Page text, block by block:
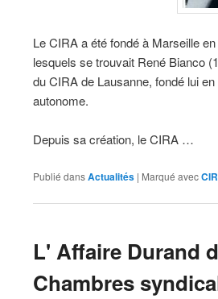
Le CIRA a été fondé à Marseille
lesquels se trouvait René Bianco
du CIRA de Lausanne, fondé lui
autonome.
Depuis sa création, le CIRA …
Publié dansActualités | Marqué avec
L' Affaire Durand
Chambres